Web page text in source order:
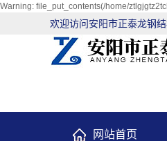
Warning: file_put_contents(/home/
欢迎访问安阳市正泰龙钢
网站首页